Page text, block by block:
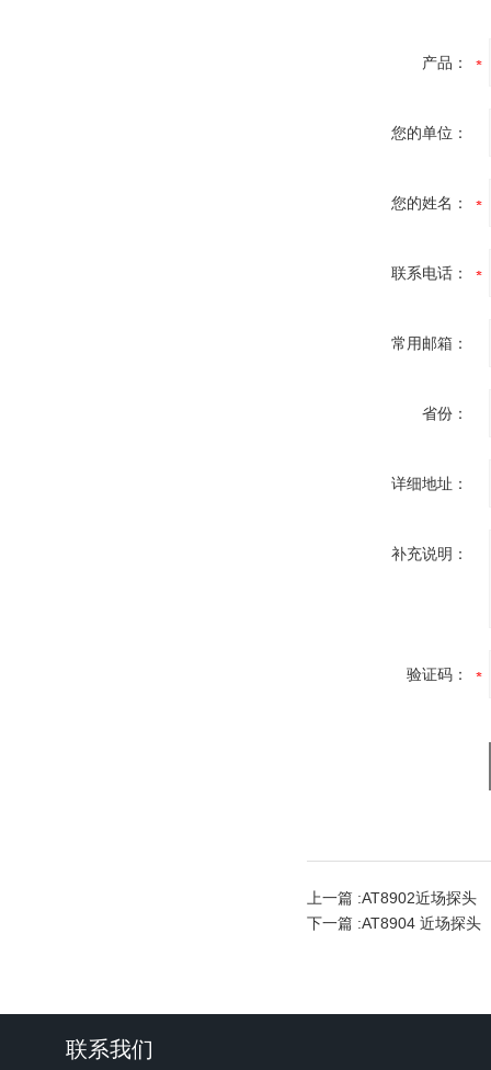
产品：
您的单位：
您的姓名：
联系电话：
常用邮箱：
省份：
详细地址：
补充说明：
验证码：
上一篇 :AT8902近场探头
下一篇 :AT8904 近场探头
联系我们